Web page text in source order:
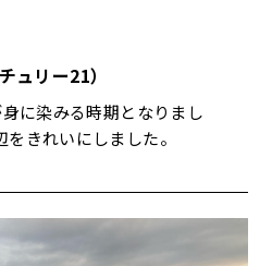
ュリー21）
に染みる時期となりまし
辺をきれいにしました。